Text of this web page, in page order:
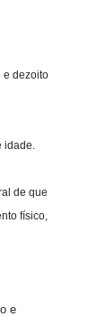
e dezoito
idade.
de que
físico,
e